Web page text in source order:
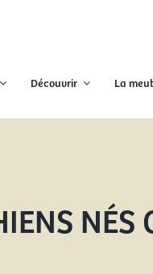
Découvrir La
NÉS